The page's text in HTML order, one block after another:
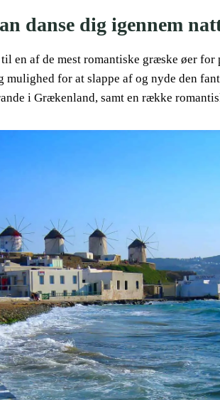
danse dig igennem
en af ​​de mest romantiske græske øer
mulighed for at slappe af og nyde den
i Grækenland, samt en række